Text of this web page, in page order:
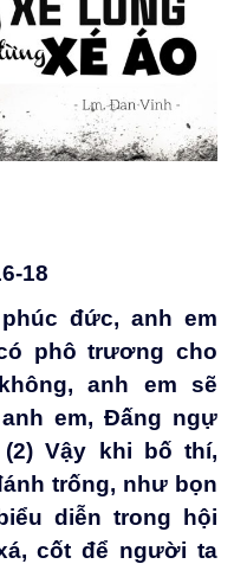
18
đức, anh em
phô trương cho
anh em sẽ
em, Đấng ngự
Vậy khi bố thí,
trống, như bọn
diễn trong hội
cốt để người ta